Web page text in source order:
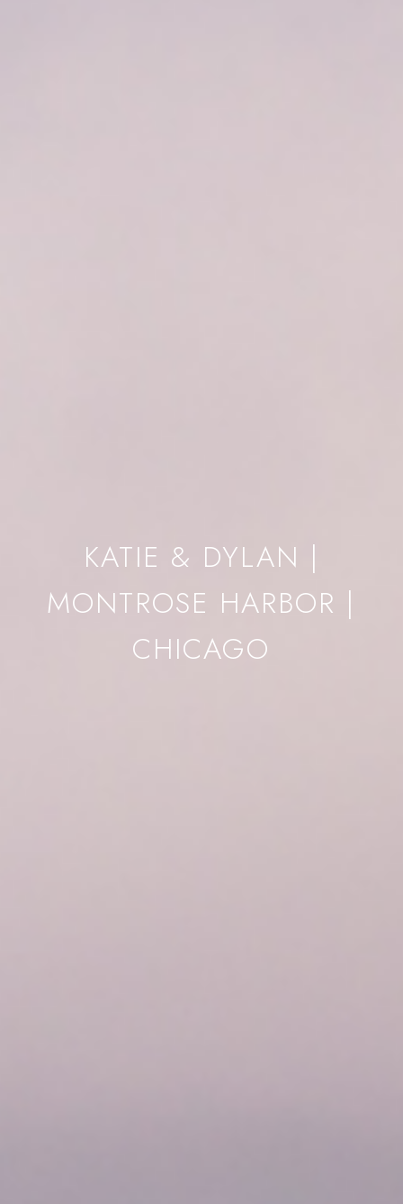
KATIE & DYLAN |
MONTROSE HARBOR |
CHICAGO